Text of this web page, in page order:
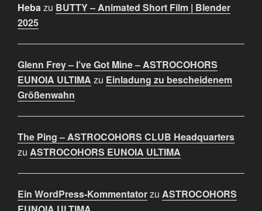
Hebazu BUTTY – Animated Short Film | Blender
2025
Glenn Frey – I’ve Got Mine – ASTROCOHORS
EUNOIA ULTIMA zu Einladung zu bescheidenem
Größenwahn
The Ping – ASTROCOHORS CLUB Headquarters
zu ASTROCOHORS EUNOIA ULTIMA
Ein WordPress-Kommentatorzu ASTROCOHORS